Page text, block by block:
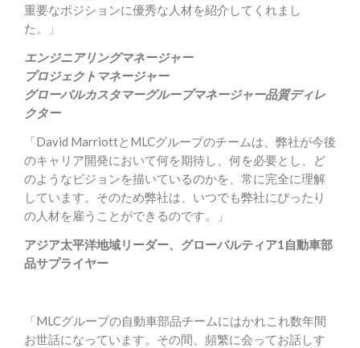
重要なポジションに優秀な人材を紹介してくれまし
た。」
エンジニアリングマネージャー
プロジェクトマネージャー
グローバルカスタマーグループマネージャー品質ディレ
クター
「David MarriottとMLCグループのチームは、弊社が今後
のキャリア開発において何を期待し、何を必要とし、ど
のようなビジョンを描いているのかを、常に完全に理解
しています。そのため弊社は、いつでも弊社にぴったり
の人材を雇うことができるのです。」
アジア太平洋地域リーダー、グローバルティア1自動車部
品サプライヤー
「MLCグループの自動車部品チームにはかれこれ数年間
お世話になっています。その間、頻繁に会ってお話しす